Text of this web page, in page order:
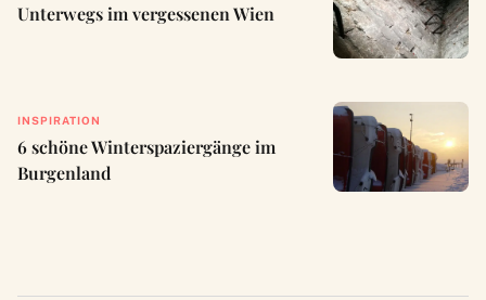
Unterwegs im vergessenen Wien
INSPIRATION
6 schöne Winterspaziergänge im
Burgenland